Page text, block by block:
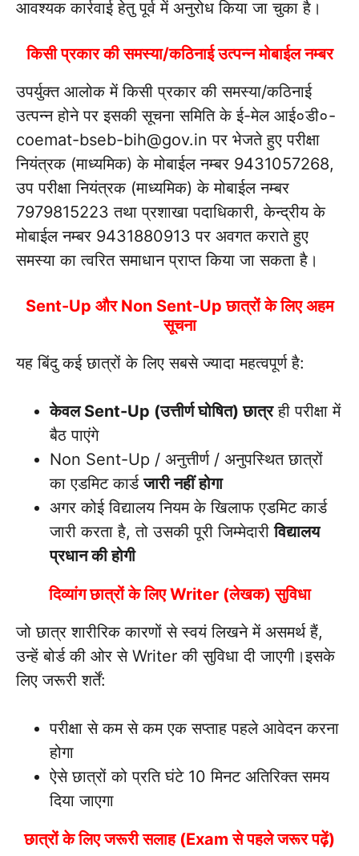
आवश्यक कार्रवाई हेतु पूर्व में अनुरोध किया जा चुका है।
किसी प्रकार की समस्या/कठिनाई उत्पन्न मोबाईल नम्बर
उपर्युक्त आलोक में किसी प्रकार की समस्या/कठिनाई
उत्पन्न होने पर इसकी सूचना समिति के ई-मेल आई०डी०-
coemat-bseb-bih@gov.in पर भेजते हुए परीक्षा
नियंत्रक (माध्यमिक) के मोबाईल नम्बर 9431057268,
उप परीक्षा नियंत्रक (माध्यमिक) के मोबाईल नम्बर
7979815223 तथा प्रशाखा पदाधिकारी, केन्द्रीय के
मोबाईल नम्बर 9431880913 पर अवगत कराते हुए
समस्या का त्वरित समाधान प्राप्त किया जा सकता है।
Sent-Up और Non Sent-Up छात्रों के लिए अहम
सूचना
यह बिंदु कई छात्रों के लिए सबसे ज्यादा महत्वपूर्ण है:
केवल Sent-Up (उत्तीर्ण घोषित) छात्रही परीक्षा में
बैठ पाएंगे
Non Sent-Up / अनुत्तीर्ण / अनुपस्थित छात्रों
का एडमिट कार्डजारी नहीं होगा
अगर कोई विद्यालय नियम के खिलाफ एडमिट कार्ड
जारी करता है, तो उसकी पूरी जिम्मेदारीविद्यालय
प्रधान की होगी
दिव्यांग छात्रों के लिए Writer (लेखक) सुविधा
जो छात्र शारीरिक कारणों से स्वयं लिखने में असमर्थ हैं,
उन्हें बोर्ड की ओर से Writer की सुविधा दी जाएगी।इसके
लिए जरूरी शर्तें:
परीक्षा से कम से कम एक सप्ताह पहले आवेदन करना
होगा
ऐसे छात्रों को प्रति घंटे 10 मिनट अतिरिक्त समय
दिया जाएगा
छात्रों के लिए जरूरी सलाह (Exam से पहले जरूर पढ़ें)